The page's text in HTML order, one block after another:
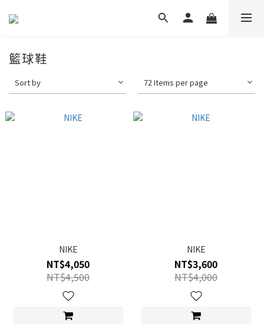
籃球鞋
Sort by 72 Items per page
NIKE
NT$4,050
NT$4,500
NIKE
NT$3,600
NT$4,000